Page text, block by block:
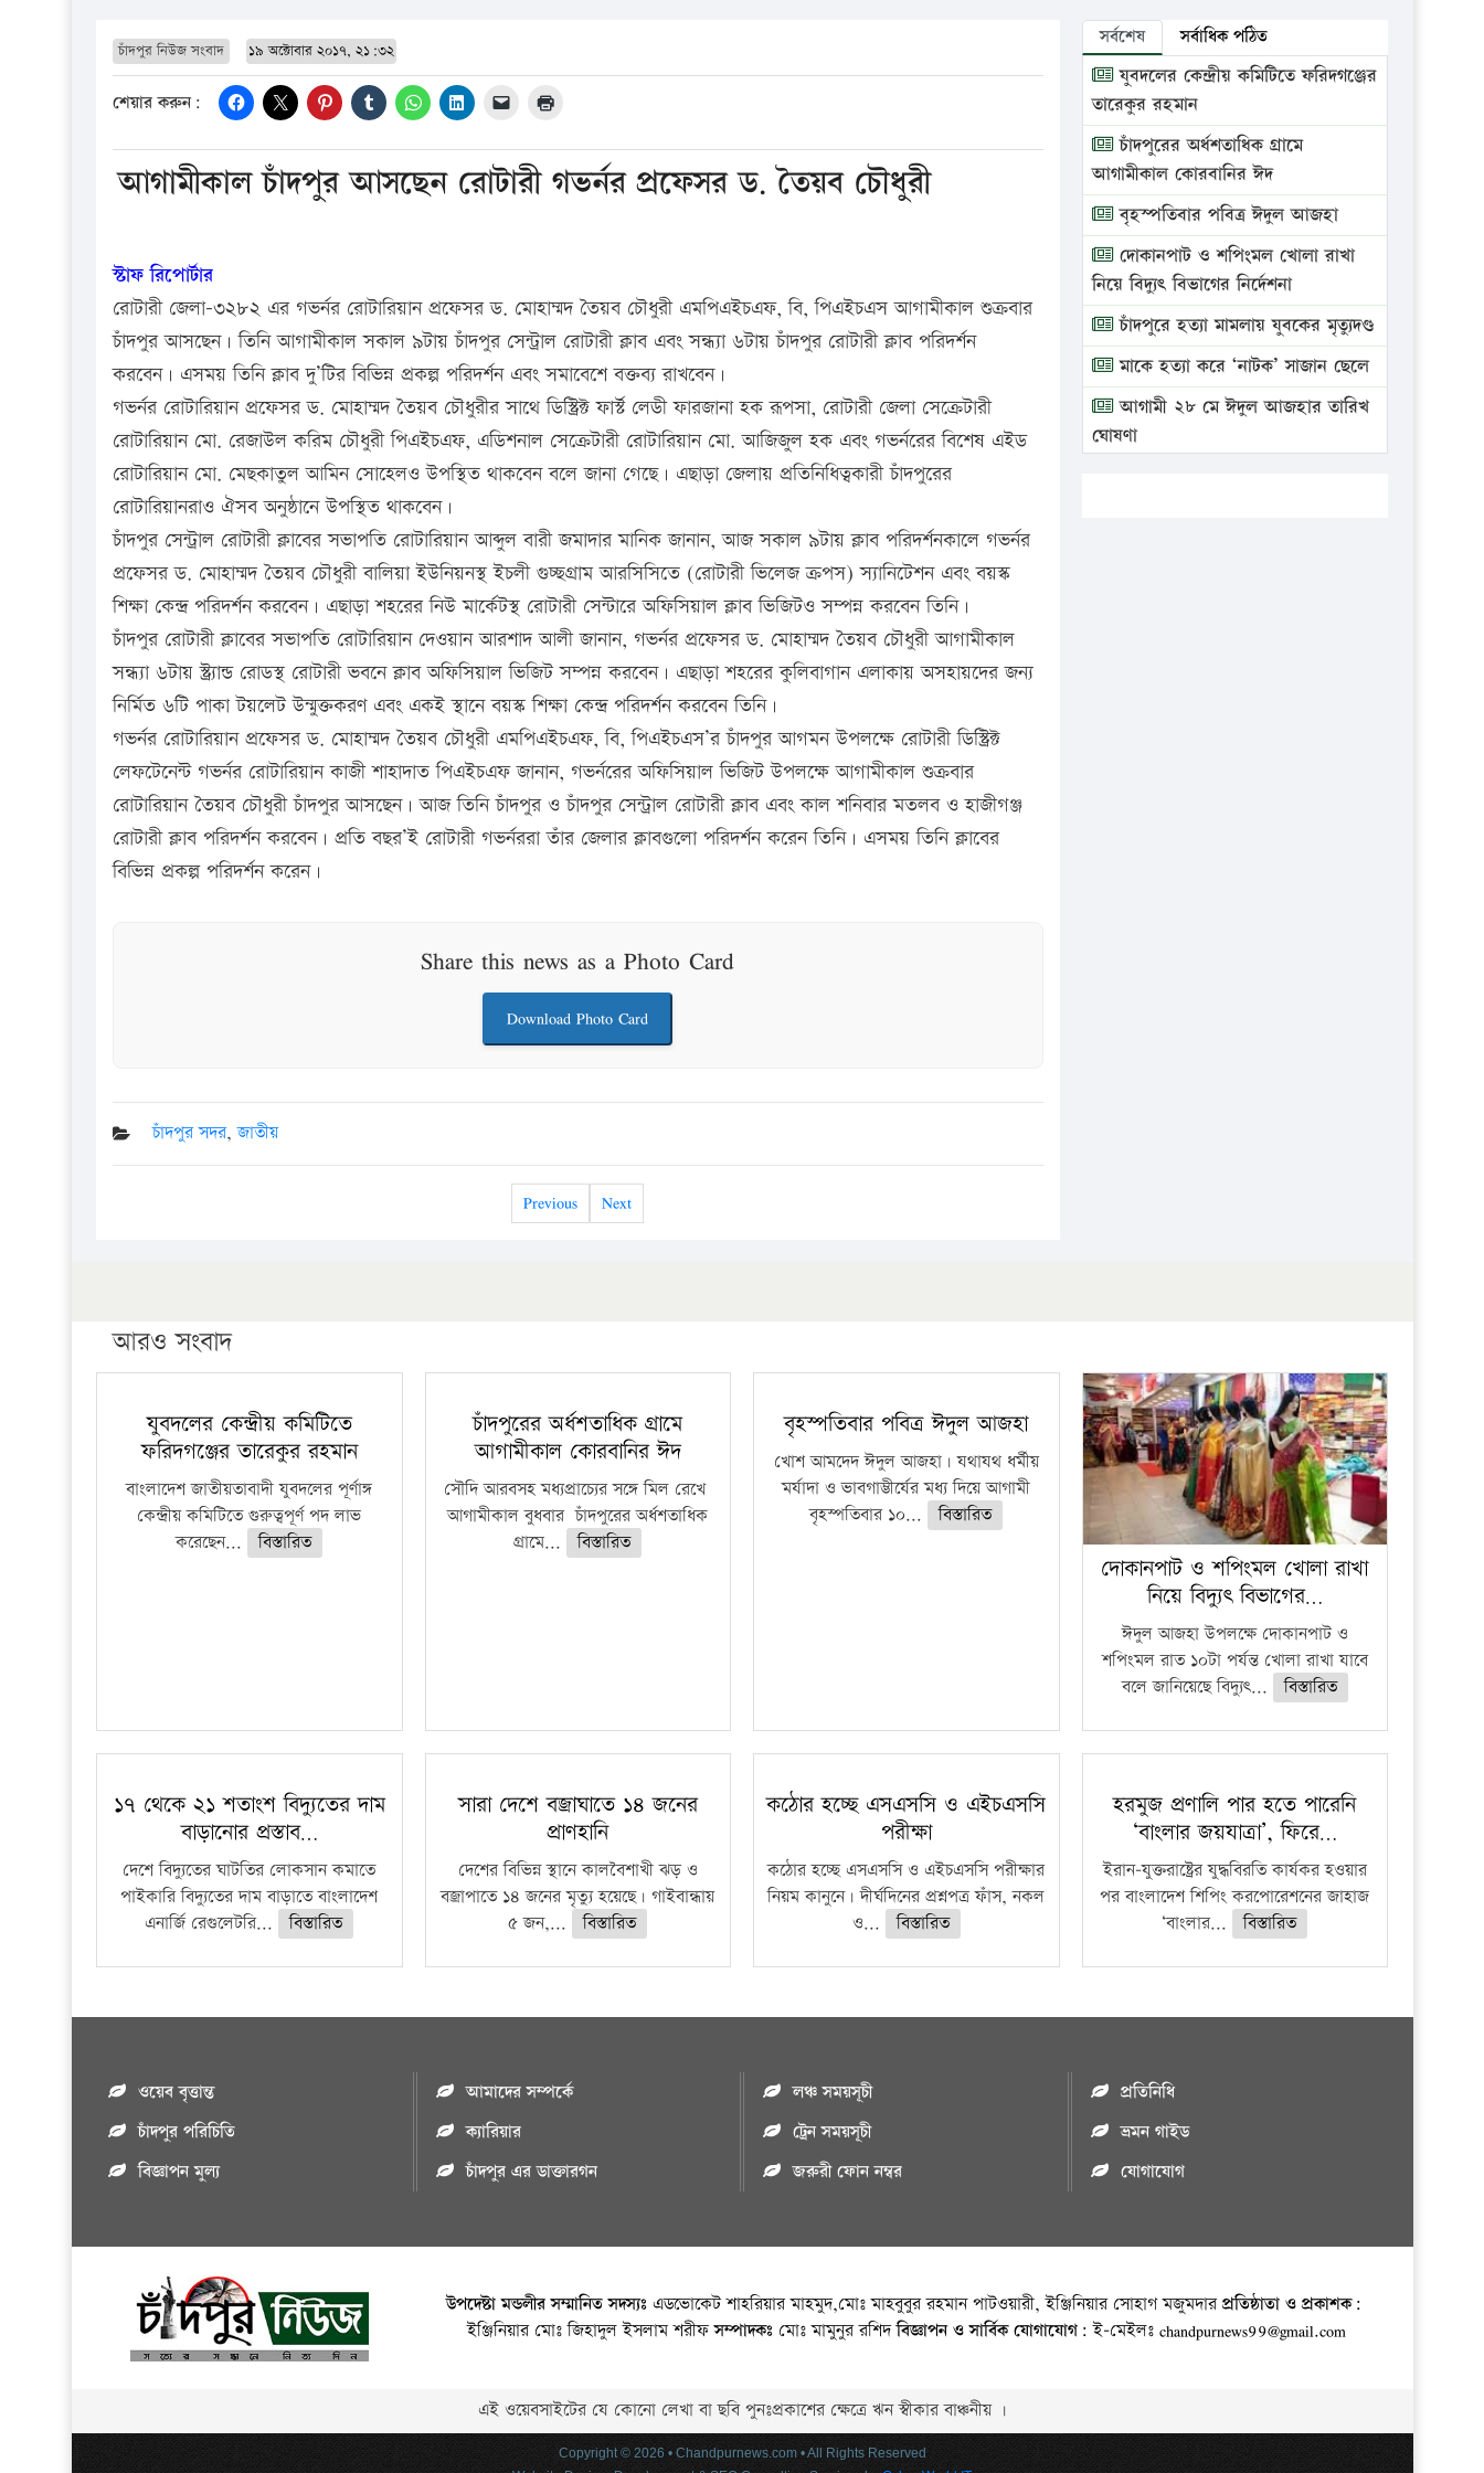
চাঁদপুর নিউজ সংবাদ ১৯ অক্টোবার ২০১৭, ২১:৩২
শেয়ার করুন:
আগামীকাল চাঁদপুর আসছেন রোটারী গভর্নর প্রফেসর ড. তৈয়ব চৌধুরী
স্টাফ রিপোর্টার
রোটারী জেলা-৩২৮২ এর গভর্নর রোটারিয়ান প্রফেসর ড. মোহাম্মদ তৈয়ব চৌধুরী এমপিএইচএফ, বি, পিএইচএস আগামীকাল শুক্রবার
চাঁদপুর আসছেন। তিনি আগামীকাল সকাল ৯টায় চাঁদপুর সেন্ট্রাল রোটারী ক্লাব এবং সন্ধ্যা ৬টায় চাঁদপুর রোটারী ক্লাব পরিদর্শন
করবেন। এসময় তিনি ক্লাব দু’টির বিভিন্ন প্রকল্প পরিদর্শন এবং সমাবেশে বক্তব্য রাখবেন।
গভর্নর রোটারিয়ান প্রফেসর ড. মোহাম্মদ তৈয়ব চৌধুরীর সাথে ডিস্ট্রিক্ট ফার্স্ট লেডী ফারজানা হক রূপসা, রোটারী জেলা সেক্রেটারী
রোটারিয়ান মো. রেজাউল করিম চৌধুরী পিএইচএফ, এডিশনাল সেক্রেটারী রোটারিয়ান মো. আজিজুল হক এবং গভর্নরের বিশেষ এইড
রোটারিয়ান মো. মেছকাতুল আমিন সোহেলও উপস্থিত থাকবেন বলে জানা গেছে। এছাড়া জেলায় প্রতিনিধিত্বকারী চাঁদপুরের
রোটারিয়ানরাও ঐসব অনুষ্ঠানে উপস্থিত থাকবেন।
চাঁদপুর সেন্ট্রাল রোটারী ক্লাবের সভাপতি রোটারিয়ান আব্দুল বারী জমাদার মানিক জানান, আজ সকাল ৯টায় ক্লাব পরিদর্শনকালে গভর্নর
প্রফেসর ড. মোহাম্মদ তৈয়ব চৌধুরী বালিয়া ইউনিয়নস্থ ইচলী গুচ্ছগ্রাম আরসিসিতে (রোটারী ভিলেজ ক্রপস) স্যানিটেশন এবং বয়স্ক
শিক্ষা কেন্দ্র পরিদর্শন করবেন। এছাড়া শহরের নিউ মার্কেটস্থ রোটারী সেন্টারে অফিসিয়াল ক্লাব ভিজিটও সম্পন্ন করবেন তিনি।
চাঁদপুর রোটারী ক্লাবের সভাপতি রোটারিয়ান দেওয়ান আরশাদ আলী জানান, গভর্নর প্রফেসর ড. মোহাম্মদ তৈয়ব চৌধুরী আগামীকাল
সন্ধ্যা ৬টায় স্ট্র্যান্ড রোডস্থ রোটারী ভবনে ক্লাব অফিসিয়াল ভিজিট সম্পন্ন করবেন। এছাড়া শহরের কুলিবাগান এলাকায় অসহায়দের জন্য
নির্মিত ৬টি পাকা টয়লেট উন্মুক্তকরণ এবং একই স্থানে বয়স্ক শিক্ষা কেন্দ্র পরিদর্শন করবেন তিনি।
গভর্নর রোটারিয়ান প্রফেসর ড. মোহাম্মদ তৈয়ব চৌধুরী এমপিএইচএফ, বি, পিএইচএস’র চাঁদপুর আগমন উপলক্ষে রোটারী ডিস্ট্রিক্ট
লেফটেনেন্ট গভর্নর রোটারিয়ান কাজী শাহাদাত পিএইচএফ জানান, গভর্নরের অফিসিয়াল ভিজিট উপলক্ষে আগামীকাল শুক্রবার
রোটারিয়ান তৈয়ব চৌধুরী চাঁদপুর আসছেন। আজ তিনি চাঁদপুর ও চাঁদপুর সেন্ট্রাল রোটারী ক্লাব এবং কাল শনিবার মতলব ও হাজীগঞ্জ
রোটারী ক্লাব পরিদর্শন করবেন। প্রতি বছর’ই রোটারী গভর্নররা তাঁর জেলার ক্লাবগুলো পরিদর্শন করেন তিনি। এসময় তিনি ক্লাবের
বিভিন্ন প্রকল্প পরিদর্শন করেন।
Share this news as a Photo Card
Download Photo Card
চাঁদপুর সদর,জাতীয়
Previous Next
সর্বশেষ সর্বাধিক পঠিত
যুবদলের কেন্দ্রীয় কমিটিতে ফরিদগঞ্জের
তারেকুর রহমান
চাঁদপুরের অর্ধশতাধিক গ্রামে
আগামীকাল কোরবানির ঈদ
বৃহস্পতিবার পবিত্র ঈদুল আজহা
দোকানপাট ও শপিংমল খোলা রাখা
নিয়ে বিদ্যুৎ বিভাগের নির্দেশনা
চাঁদপুরে হত্যা মামলায় যুবকের মৃত্যুদণ্ড
মাকে হত্যা করে ‘নাটক’ সাজান ছেলে
আগামী ২৮ মে ঈদুল আজহার তারিখ
ঘোষণা
আরও সংবাদ
যুবদলের কেন্দ্রীয় কমিটিতে
ফরিদগঞ্জের তারেকুর রহমান
বাংলাদেশ জাতীয়তাবাদী যুবদলের পূর্ণাঙ্গ
কেন্দ্রীয় কমিটিতে গুরুত্বপূর্ণ পদ লাভ
করেছেন...
বিস্তারিত
চাঁদপুরের অর্ধশতাধিক গ্রামে
আগামীকাল কোরবানির ঈদ
সৌদি আরবসহ মধ্যপ্রাচ্যের সঙ্গে মিল রেখে
আগামীকাল বুধবার চাঁদপুরের অর্ধশতাধিক
গ্রামে...
বিস্তারিত
বৃহস্পতিবার পবিত্র ঈদুল আজহা
খোশ আমদেদ ঈদুল আজহা। যথাযথ ধর্মীয়
মর্যাদা ও ভাবগাম্ভীর্যের মধ্য দিয়ে আগামী
বৃহস্পতিবার ১০...
বিস্তারিত
দোকানপাট ও শপিংমল খোলা রাখা
নিয়ে বিদ্যুৎ বিভাগের…
ঈদুল আজহা উপলক্ষে দোকানপাট ও
শপিংমল রাত ১০টা পর্যন্ত খোলা রাখা যাবে
বলে জানিয়েছে বিদ্যুৎ...
বিস্তারিত
১৭ থেকে ২১ শতাংশ বিদ্যুতের দাম
বাড়ানোর প্রস্তাব…
দেশে বিদ্যুতের ঘাটতির লোকসান কমাতে
পাইকারি বিদ্যুতের দাম বাড়াতে বাংলাদেশ
এনার্জি রেগুলেটরি...
বিস্তারিত
সারা দেশে বজ্রাঘাতে ১৪ জনের
প্রাণহানি
দেশের বিভিন্ন স্থানে কালবৈশাখী ঝড় ও
বজ্রাপাতে ১৪ জনের মৃত্যু হয়েছে। গাইবান্ধায়
৫ জন,...
বিস্তারিত
কঠোর হচ্ছে এসএসসি ও এইচএসসি
পরীক্ষা
কঠোর হচ্ছে এসএসসি ও এইচএসসি পরীক্ষার
নিয়ম কানুনে। দীর্ঘদিনের প্রশ্নপত্র ফাঁস, নকল
ও...
বিস্তারিত
হরমুজ প্রণালি পার হতে পারেনি
‘বাংলার জয়যাত্রা’, ফিরে…
ইরান-যুক্তরাষ্ট্রের যুদ্ধবিরতি কার্যকর হওয়ার
পর বাংলাদেশ শিপিং করপোরেশনের জাহাজ
‘বাংলার...
বিস্তারিত
ওয়েব বৃত্তান্ত
চাঁদপুর পরিচিতি
বিজ্ঞাপন মুল্য
আমাদের সম্পর্কে
ক্যারিয়ার
চাঁদপুর এর ডাক্তারগন
লঞ্চ সময়সূচী
ট্রেন সময়সূচী
জরুরী ফোন নম্বর
প্রতিনিধি
ভ্রমন গাইড
যোগাযোগ
উপদেষ্টা মন্ডলীর সম্মানিত সদস্যঃ এডভোকেট শাহরিয়ার মাহমুদ,মোঃ মাহবুবুর রহমান পাটওয়ারী, ইঞ্জিনিয়ার সোহাগ মজুমদারপ্রতিষ্ঠাতা ও প্রকাশক:
ইঞ্জিনিয়ার মোঃ জিহাদুল ইসলাম শরীফসম্পাদকঃ মোঃ মামুনুর রশিদবিজ্ঞাপন ও সার্বিক যোগাযোগ: ই-মেইলঃ chandpurnews99@gmail.com
এই ওয়েবসাইটের যে কোনো লেখা বা ছবি পুনঃপ্রকাশের ক্ষেত্রে ঋন স্বীকার বাঞ্চনীয় ।
Copyright © 2026 • Chandpurnews.com • All Rights Reserved